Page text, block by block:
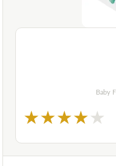
Baby
★★★★★